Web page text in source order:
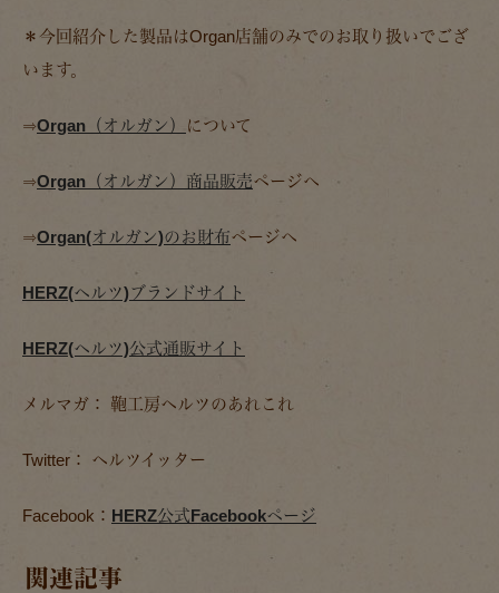
＊今回紹介した製品はOrgan店舗のみでのお取り扱いでござ
います。
⇒Organ（オルガン） について
⇒Organ（オルガン）商品販売ページへ
⇒Organ(オルガン)のお財布ページへ
HERZ(ヘルツ)ブランドサイト
HERZ(ヘルツ)公式通販サイト
メルマガ： 鞄工房ヘルツのあれこれ
Twitter： ヘルツイッター
Facebook： HERZ公式Facebookページ
関連記事